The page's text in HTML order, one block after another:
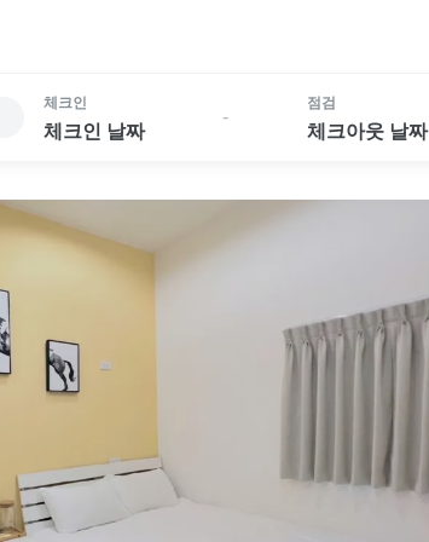
체크인
체크인 날짜
-
점검
체크아웃 날짜